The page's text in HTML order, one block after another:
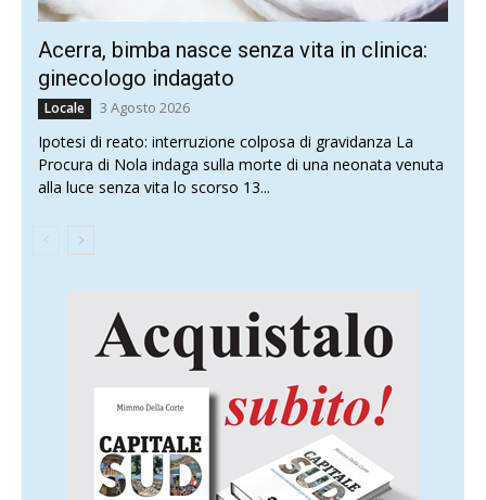
Acerra, bimba nasce senza vita in clinica:
ginecologo indagato
Locale 3 Agosto 2026
Ipotesi di reato: interruzione colposa di gravidanza La
Procura di Nola indaga sulla morte di una neonata venuta
alla luce senza vita lo scorso 13...